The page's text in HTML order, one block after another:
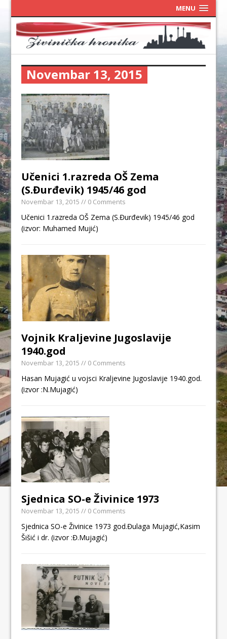
MENU
Novembar 13, 2015
Učenici 1.razreda OŠ Zema
(S.Đurđevik) 1945/46 god
Novembar 13, 2015 // 0 Comments
Učenici 1.razreda OŠ Zema (S.Đurđevik) 1945/46 god
(izvor: Muhamed Mujić)
Vojnik Kraljevine Jugoslavije
1940.god
Novembar 13, 2015 // 0 Comments
Hasan Mujagić u vojsci Kraljevine Jugoslavije 1940.god.
(izvor :N.Mujagić)
Sjednica SO-e Živinice 1973
Novembar 13, 2015 // 0 Comments
Sjednica SO-e Živinice 1973 god.Đulaga Mujagić,Kasim
Šišić i dr. (izvor :Đ.Mujagić)